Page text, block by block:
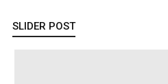
SLIDER POST